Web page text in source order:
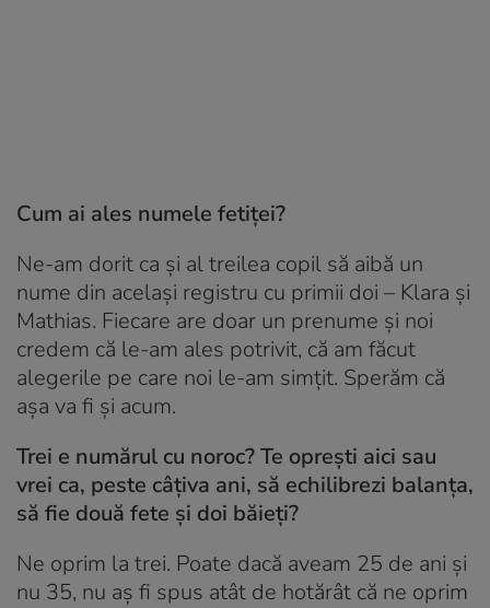
Cum ai ales numele fetiței?
Ne-am dorit ca și al treilea copil să aibă un
nume din același registru cu primii doi – Klara și
Mathias. Fiecare are doar un prenume și noi
credem că le-am ales potrivit, că am făcut
alegerile pe care noi le-am simțit. Sperăm că
așa va fi și acum.
Trei e numărul cu noroc? Te oprești aici sau
vrei ca, peste câțiva ani, să echilibrezi balanța,
să fie două fete și doi băieți?
Ne oprim la trei. Poate dacă aveam 25 de ani și
nu 35, nu aș fi spus atât de hotărât că ne oprim